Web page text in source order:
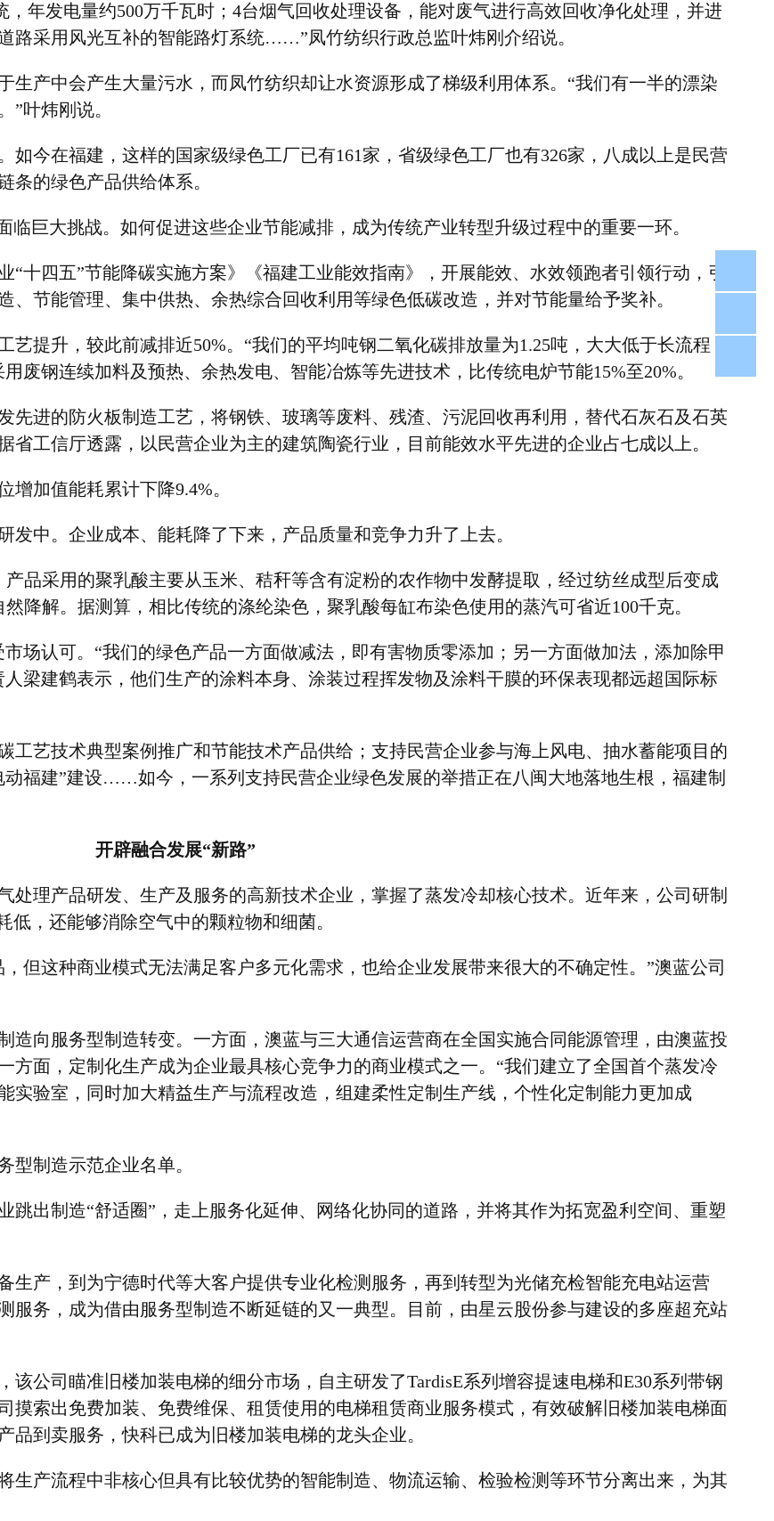
，年发电量约500万千瓦时； 4台烟气回收处理设备，能对废气进行高效回收净化处理，并进
路采用风光互补的智能路灯系统……”凤竹纺织行政总监叶炜刚介绍说。
产中会产生大量污水，而凤竹纺织却让水资源形成了梯级利用体系。 “我们有一半的漂染
”叶炜刚说。
如今在福建，这样的国家级绿色工厂已有161家，省级绿色工厂也有326家，八成以上是民营
条的绿色产品供给体系。
临巨大挑战。如何促进这些企业节能减排，成为传统产业转型升级过程中的重要一环。
“十四五”节能降碳实施方案》《福建工业能效指南》，开展能效、水效领跑者引领行动，引
节能管理、集中供热、余热综合回收利用等绿色低碳改造，并对节能量给予奖补。
艺提升，较此前减排近50%。 “我们的平均吨钢二氧化碳排放量为1.25吨，大大低于长流程
废钢连续加料及预热、余热发电、智能冶炼等先进技术，比传统电炉节能15%至20%。
先进的防火板制造工艺，将钢铁、玻璃等废料、残渣、污泥回收再利用，替代石灰石及石英
工信厅透露，以民营企业为主的建筑陶瓷行业，目前能效水平先进的企业占七成以上。
增加值能耗累计下降9.4%。
中。企业成本、能耗降了下来，产品质量和竞争力升了上去。
产品采用的聚乳酸主要从玉米、秸秆等含有淀粉的农作物中发酵提取，经过纺丝成型后变成
然降解。据测算，相比传统的涤纶染色，聚乳酸每缸布染色使用的蒸汽可省近100千克。
场认可。 “我们的绿色产品一方面做减法，即有害物质零添加；另一方面做加法，添加除甲
梁建鹤表示，他们生产的涂料本身、涂装过程挥发物及涂料干膜的环保表现都远超国际标
工艺技术典型案例推广和节能技术产品供给；支持民营企业参与海上风电、抽水蓄能项目的
动福建”建设……如今，一系列支持民营企业绿色发展的举措正在八闽大地落地生根，福建制
开辟融合发展“新路”
处理产品研发、生产及服务的高新技术企业，掌握了蒸发冷却核心技术。近年来，公司研制
低，还能够消除空气中的颗粒物和细菌。
但这种商业模式无法满足客户多元化需求，也给企业发展带来很大的不确定性。 ”澳蓝公司
造向服务型制造转变。一方面，澳蓝与三大通信运营商在全国实施合同能源管理，由澳蓝投
方面，定制化生产成为企业最具核心竞争力的商业模式之一。 “我们建立了全国首个蒸发冷
实验室，同时加大精益生产与流程改造，组建柔性定制生产线，个性化定制能力更加成
型制造示范企业名单。
跳出制造“舒适圈” ，走上服务化延伸、网络化协同的道路，并将其作为拓宽盈利空间、重塑
生产，到为宁德时代等大客户提供专业化检测服务，再到转型为光储充检智能充电站运营
服务，成为借由服务型制造不断延链的又一典型。目前，由星云股份参与建设的多座超充站
该公司瞄准旧楼加装电梯的细分市场，自主研发了TardisE系列增容提速电梯和E30系列带钢
摸索出免费加装、免费维保、租赁使用的电梯租赁商业服务模式，有效破解旧楼加装电梯面
到卖服务，快科已成为旧楼加装电梯的龙头企业。
生产流程中非核心但具有比较优势的智能制造、物流运输、检验检测等环节分离出来，为其